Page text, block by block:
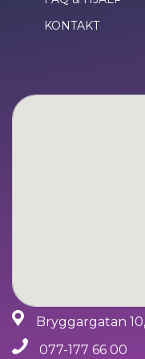
KONTAKT
Bryggargatan
077-177 66 00